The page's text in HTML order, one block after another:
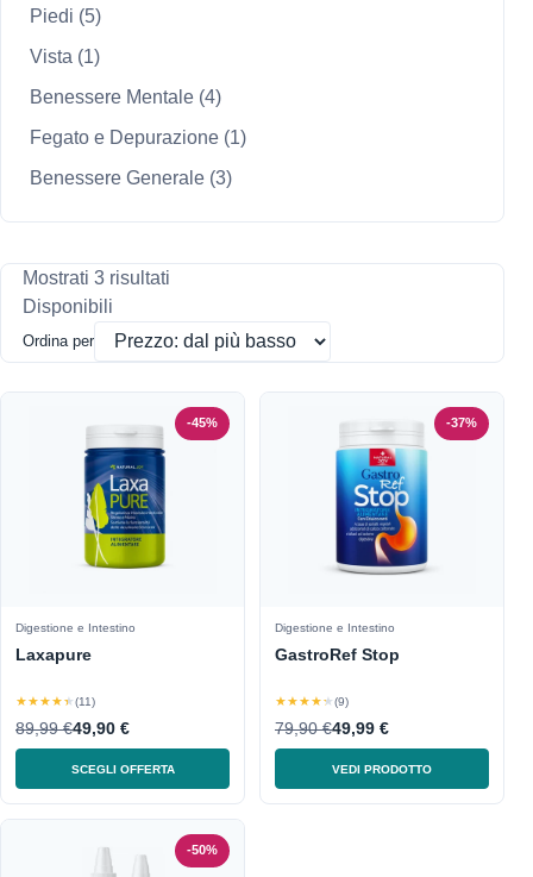
Piedi (5)
Vista (1)
Benessere Mentale (4)
Fegato e Depurazione (1)
Benessere Generale (3)
Mostrati 3 risultati
Disponibili
Ordina per
-45%
Digestione e Intestino
Laxapure
★★★★★(11)
89,99 €49,90 €
SCEGLI OFFERTA
-37%
Digestione e Intestino
GastroRef Stop
★★★★★(9)
79,90 €49,99 €
VEDI PRODOTTO
-50%